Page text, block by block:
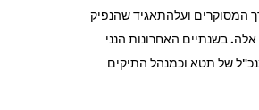
המסוקרים ועלהתאגיד שהנפיק
אלה. בשנתיים האחרונות הנני
של תטא וכמנהל התיקים